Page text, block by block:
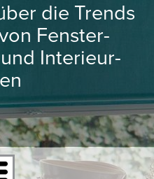
die Trends
Fenster-
Interieur-